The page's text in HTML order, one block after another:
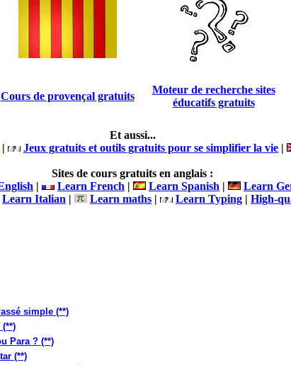
Cours de provençal gratuits
Moteur de recherche sites
éducatifs gratuits
Et aussi...
| Jeux gratuits et outils gratuits pour se simplifier la vie |
Sites de cours gratuits en anglais :
| Learn French | Learn Spanish |
Learn
Learn Italian | Learn maths | Learn Typing | High-
simple (**)
Para ? (**)
(**)